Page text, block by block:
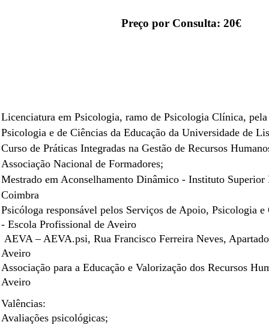
Preço por Consulta: 20€
Licenciatura em Psicologia, ramo de Psicologia Clínica, pela
Psicologia e de Ciências da Educação da Universidade de
Curso de Práticas Integradas na Gestão de Recursos
Associação Nacional de Formadores;
Mestrado em Aconselhamento Dinâmico - Instituto
Coimbra
Psicóloga responsável pelos Serviços de Apoio, Psicologia
- Escola Profissional de Aveiro
AEVA – AEVA.psi, Rua Francisco Ferreira Neves,
Aveiro
Associação para a Educação e Valorização dos Recursos
Aveiro
Valências:
Avaliações psicológicas;